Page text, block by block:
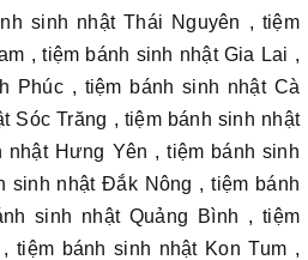
sinh nhật Thái Nguyên , tiệm
, tiệm bánh sinh nhật Gia Lai ,
Phúc , tiệm bánh sinh nhật Cà
Sóc Trăng , tiệm bánh sinh nhật
nhật Hưng Yên , tiệm bánh sinh
sinh nhật Đắk Nông , tiệm bánh
sinh nhật Quảng Bình , tiệm
tiệm bánh sinh nhật Kon Tum ,